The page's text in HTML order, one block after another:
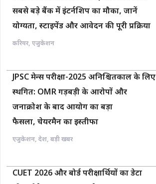
सबसे बड़े बैंक में इंटर्नशिप का मौका, जानें
योग्यता, स्टाइपेंड और आवेदन की पूरी प्रक्रिया
करियर, एजुकेशन
JPSC मेन्स परीक्षा-2025 अनिश्चितकाल के लिए
स्थगित: OMR गड़बड़ी के आरोपों और
जनाक्रोश के बाद आयोग का बड़ा
फैसला, चेयरमैन का इस्तीफा
एजुकेशन, देश, बड़ी खबर
CUET 2026 और बोर्ड परीक्षार्थियों का डेटा